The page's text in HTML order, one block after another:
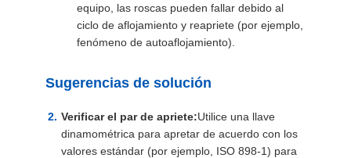
equipo, las roscas pueden fallar debido al
ciclo de aflojamiento y reapriete (por ejemplo,
fenómeno de autoaflojamiento).
Sugerencias de solución
Verificar el par de apriete:Utilice una llave
dinamométrica para apretar de acuerdo con los
valores estándar (por ejemplo, ISO 898-1) para